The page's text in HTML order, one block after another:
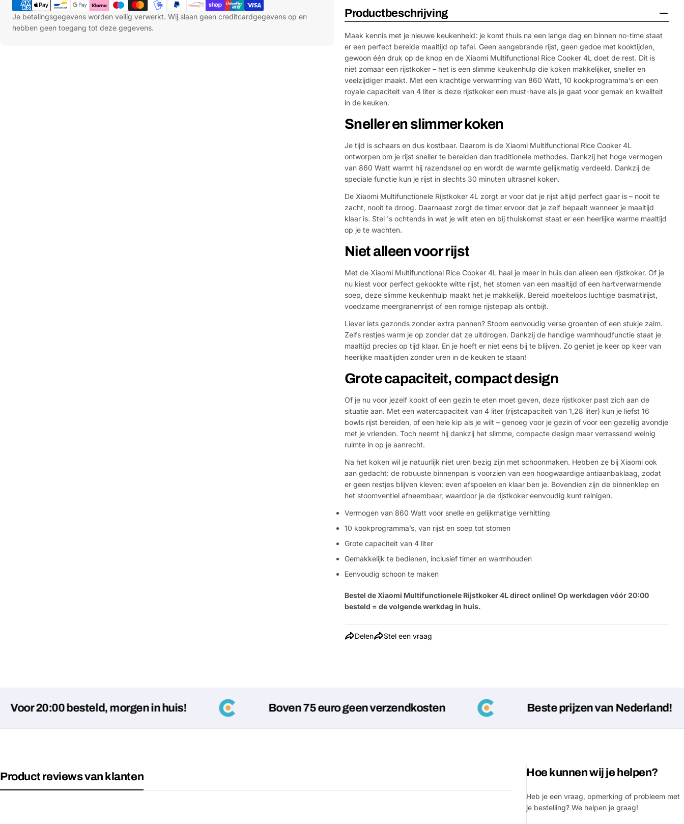
Zie onze alternatieven
Je betalingsgegevens worden veilig verwerkt. Wij slaan geen creditcardgegevens op en
hebben geen toegang tot deze gegevens.
Productbeschrijving
Maak kennis met je nieuwe keukenheld: je komt thuis na een lange dag en binnen no-time staat
er een perfect bereide maaltijd op tafel. Geen aangebrande rijst, geen gedoe met kooktijden,
gewoon één druk op de knop en de Xiaomi Multifunctional Rice Cooker 4L doet de rest. Dit is
niet zomaar een rijstkoker – het is een slimme keukenhulp die koken makkelijker, sneller en
veelzijdiger maakt. Met een krachtige verwarming van 860 Watt, 10 kookprogramma’s en een
royale capaciteit van 4 liter is deze rijstkoker een must-have als je gaat voor gemak en kwaliteit
in de keuken.
Sneller en slimmer koken
Je tijd is schaars en dus kostbaar. Daarom is de Xiaomi Multifunctional Rice Cooker 4L
ontworpen om je rijst sneller te bereiden dan traditionele methodes. Dankzij het hoge vermogen
van 860 Watt warmt hij razendsnel op en wordt de warmte gelijkmatig verdeeld. Dankzij de
speciale functie kun je rijst in slechts 30 minuten ultrasnel koken.
De Xiaomi Multifunctionele Rijstkoker 4L zorgt er voor dat je rijst altijd perfect gaar is – nooit te
zacht, nooit te droog. Daarnaast zorgt de timer ervoor dat je zelf bepaalt wanneer je maaltijd
klaar is. Stel 's ochtends in wat je wilt eten en bij thuiskomst staat er een heerlijke warme maaltijd
op je te wachten.
Niet alleen voor rijst
Met de Xiaomi Multifunctional Rice Cooker 4L haal je meer in huis dan alleen een rijstkoker. Of je
nu kiest voor perfect gekookte witte rijst, het stomen van een maaltijd of een hartverwarmende
soep, deze slimme keukenhulp maakt het je makkelijk. Bereid moeiteloos luchtige basmatirijst,
voedzame meergranenrijst of een romige rijstepap als ontbijt.
Liever iets gezonds zonder extra pannen? Stoom eenvoudig verse groenten of een stukje zalm.
Zelfs restjes warm je op zonder dat ze uitdrogen. Dankzij de handige warmhoudfunctie staat je
maaltijd precies op tijd klaar. En je hoeft er niet eens bij te blijven. Zo geniet je keer op keer van
heerlijke maaltijden zonder uren in de keuken te staan!
Grote capaciteit, compact design
Of je nu voor jezelf kookt of een gezin te eten moet geven, deze rijstkoker past zich aan de
situatie aan. Met een watercapaciteit van 4 liter (rijstcapaciteit van 1,28 liter) kun je liefst 16
bowls rijst bereiden, of een hele kip als je wilt – genoeg voor je gezin of voor een gezellig avondje
met je vrienden. Toch neemt hij dankzij het slimme, compacte design maar verrassend weinig
ruimte in op je aanrecht.
Na het koken wil je natuurlijk niet uren bezig zijn met schoonmaken. Hebben ze bij Xiaomi ook
aan gedacht: de robuuste binnenpan is voorzien van een hoogwaardige antiaanbaklaag, zodat
er geen restjes blijven kleven: even afspoelen en klaar ben je. Bovendien zijn de binnenklep en
het stoomventiel afneembaar, waardoor je de rijstkoker eenvoudig kunt reinigen.
Vermogen van 860 Watt voor snelle en gelijkmatige verhitting
10 kookprogramma’s, van rijst en soep tot stomen
Grote capaciteit van 4 liter
Gemakkelijk te bedienen, inclusief timer en warmhouden
Eenvoudig schoon te maken
Bestel de Xiaomi Multifunctionele Rijstkoker 4L direct online! Op werkdagen vóór 20:00
besteld = de volgende werkdag in huis.
Delen Stel een vraag
bericht
20:00 besteld, morgen in huis! Boven 75 euro geen verzendkosten Beste prijzen van Nederland!
Product reviews van klanten Hoe kunnen wij je helpen?
Heb je een vraag, opmerking of probleem met
je bestelling? We helpen je graag!